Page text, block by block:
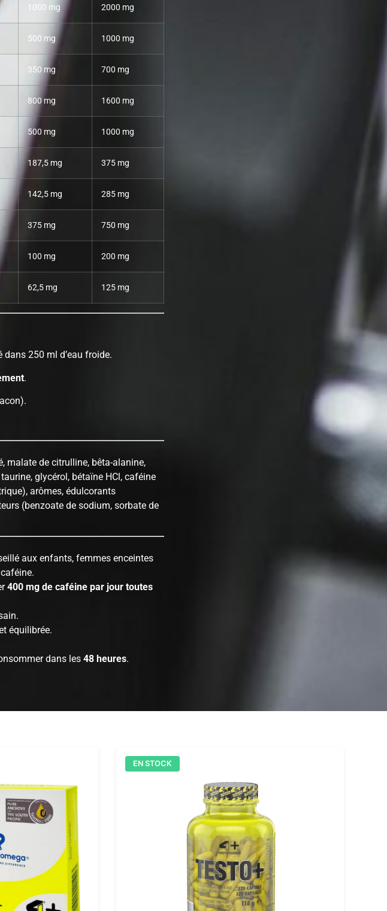
1000 mg 2000 mg
500 mg 1000 mg
350 mg 700 mg
800 mg 1600 mg
500 mg 1000 mg
187,5 mg 375 mg
142,5 mg 285 mg
375 mg 750 mg
100 mg 200 mg
62,5 mg 125 mg
250 ml d’eau froide.
.
malate de citrulline, bêta-alanine,
glycérol, bétaïne HCl, caféine
arômes, édulcorants
(benzoate de sodium, sorbate de
aux enfants, femmes enceintes
400 mg de caféine par jour toutes
équilibrée.
dans les 48 heures.
EN STOCK